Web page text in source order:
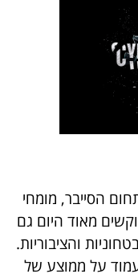
הסייבר, מומחי
מאוד היום גם
והציבוריות.
על ממוצע של